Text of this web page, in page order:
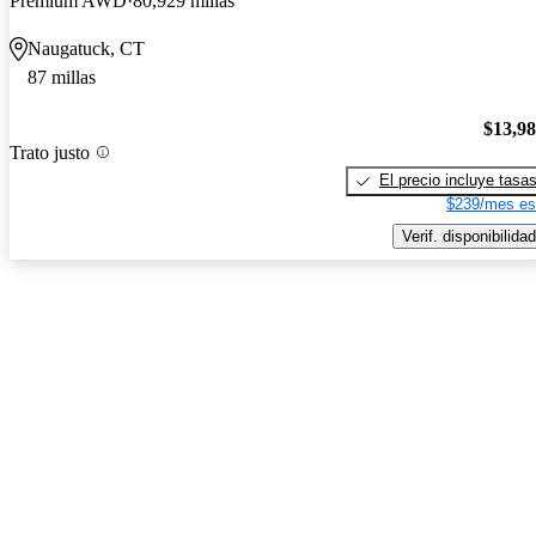
Naugatuck, CT
87 millas
Trato justo
El precio incluye tasas
$239/mes
Verif. disponibilidad